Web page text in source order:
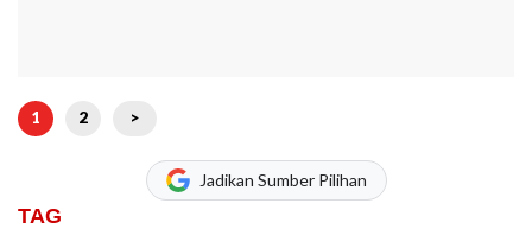
1 2 >
Jadikan Sumber Pilihan
TAG